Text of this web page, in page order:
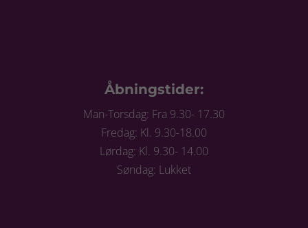
Åbningstider:
Man-Torsdag: Fra 9.30- 17.30
Fredag: Kl. 9.30-18.00
Lørdag: Kl. 9.30- 14.00
Søndag: Lukket